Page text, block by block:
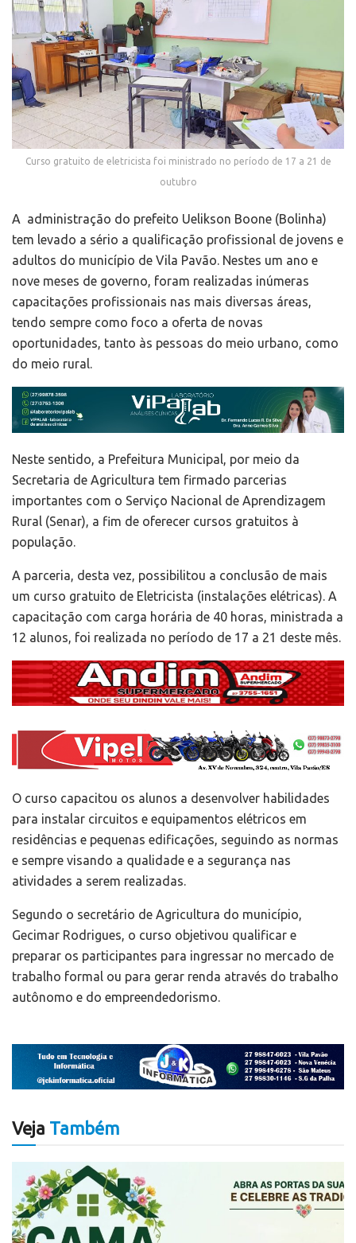
Curso gratuito de eletricista foi ministrado no período de 17 a 21 de
outubro
A administração do prefeito Uelikson Boone (Bolinha)
tem levado a sério a qualificação profissional de jovens e
adultos do município de Vila Pavão. Nestes um ano e
nove meses de governo, foram realizadas inúmeras
capacitações profissionais nas mais diversas áreas,
tendo sempre como foco a oferta de novas
oportunidades, tanto às pessoas do meio urbano, como
do meio rural.
Neste sentido, a Prefeitura Municipal, por meio da
Secretaria de Agricultura tem firmado parcerias
importantes com o Serviço Nacional de Aprendizagem
Rural (Senar), a fim de oferecer cursos gratuitos à
população.
A parceria, desta vez, possibilitou a conclusão de mais
um curso gratuito de Eletricista (instalações elétricas). A
capacitação com carga horária de 40 horas, ministrada a
12 alunos, foi realizada no período de 17 a 21 deste mês.
O curso capacitou os alunos a desenvolver habilidades
para instalar circuitos e equipamentos elétricos em
residências e pequenas edificações, seguindo as normas
e sempre visando a qualidade e a segurança nas
atividades a serem realizadas.
Segundo o secretário de Agricultura do município,
Gecimar Rodrigues, o curso objetivou qualificar e
preparar os participantes para ingressar no mercado de
trabalho formal ou para gerar renda através do trabalho
autônomo e do empreendedorismo.
Veja Também